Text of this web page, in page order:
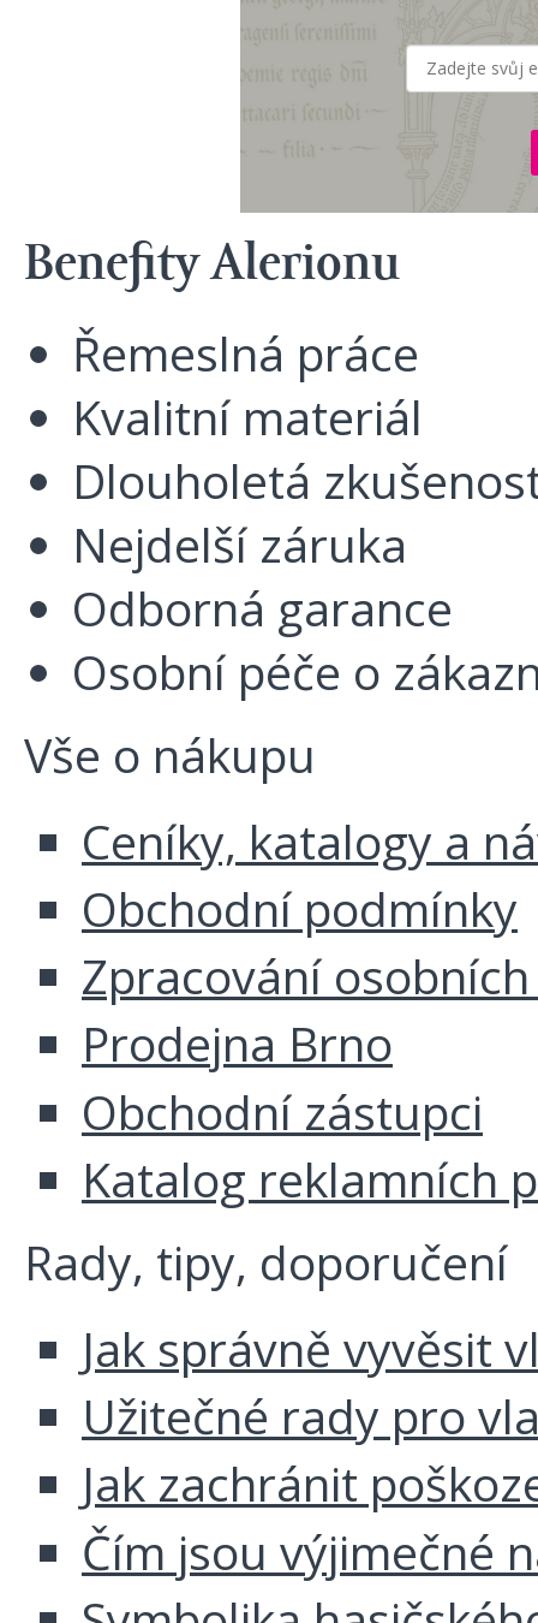
Benefity Alerionu
Řemeslná práce
Kvalitní materiál
Dlouholetá
Nejdelší záruka
Odborná garance
Osobní péče o
Vše o nákupu
Ceníky, katalogy a
Obchodní podmínky
Zpracování
Prodejna Brno
Obchodní zástupci
Katalog reklamních
Rady, tipy, doporučení
Jak správně vyvěsit
Užitečné rady pro
Jak zachránit
Čím jsou výjimečné